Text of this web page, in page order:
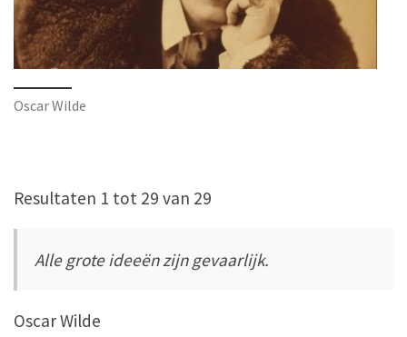
Oscar Wilde
Resultaten 1 tot 29 van 29
Alle grote ideeën zijn gevaarlijk.
Oscar Wilde